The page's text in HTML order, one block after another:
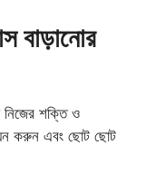
বাড়ানোর
নিজের শক্তি ও
করুন এবং ছোট ছোট